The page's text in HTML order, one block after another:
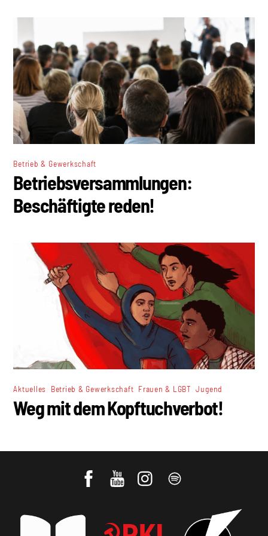
Betrieb & Gewerkschaft
Betriebsversammlungen:
Beschäftigte reden!
Aktuelles Betrieb & Gewerkschaft Frauen & LGBT ,Jugend
Weg mit dem Kopftuchverbot!